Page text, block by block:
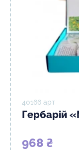
40166 арт
Гербарій
968 ₴